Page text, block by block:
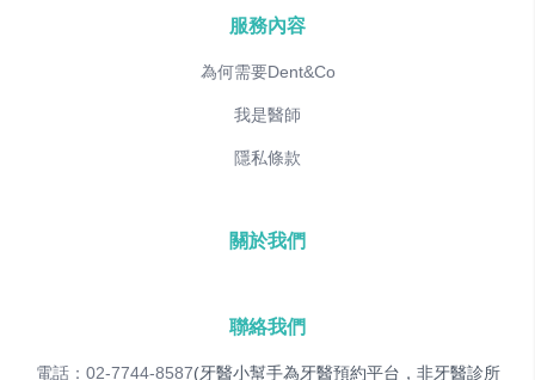
服務內容
為何需要Dent&Co
我是醫師
隱私條款
關於我們
聯絡我們
電話：02-7744-8587(牙醫小幫手為牙醫預約平台，非牙醫診所